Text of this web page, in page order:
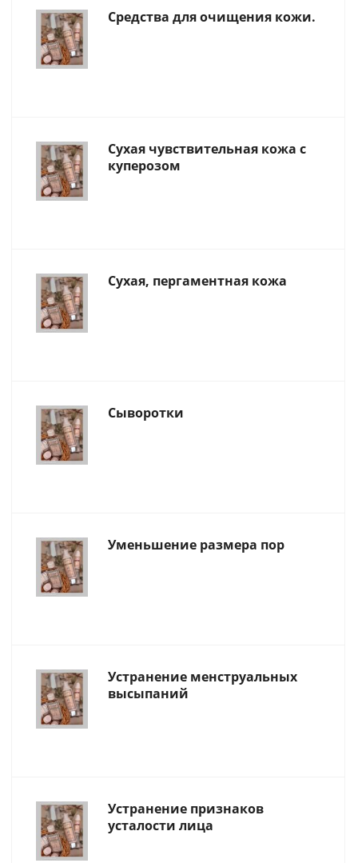
Средства для очищения кожи.
Сухая чувствительная кожа с
куперозом
Сухая, пергаментная кожа
Сыворотки
Уменьшение размера пор
Устранение менструальных
высыпаний
Устранение признаков
усталости лица